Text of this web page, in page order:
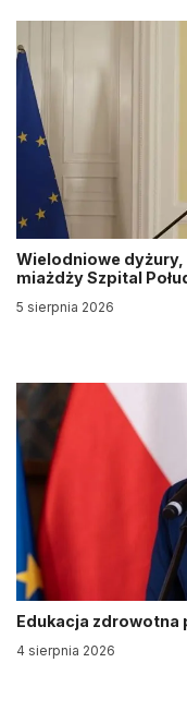
Wielodniowe
miażdży Szpital
5 sierpnia 2026
Edukacja zdrowotna
4 sierpnia 2026